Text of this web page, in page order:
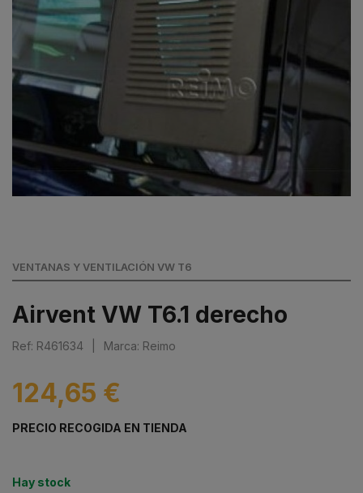
VENTANAS Y VENTILACIÓN VW T6
Airvent VW T6.1 derecho
Ref: R461634 Marca: Reimo
124,65 €
PRECIO RECOGIDA EN TIENDA
Hay stock